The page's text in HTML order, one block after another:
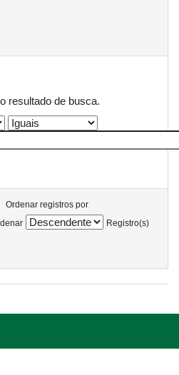
resultado de busca.
Ordenar registros por
Registro(s)